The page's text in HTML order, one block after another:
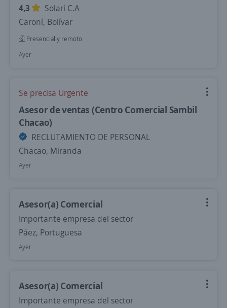
4,3
Solari C.A
Caroní, Bolívar
Presencial y remoto
Ayer
Se precisa Urgente
Asesor de ventas (Centro Comercial Sambil
Chacao)
RECLUTAMIENTO DE PERSONAL
Chacao, Miranda
Ayer
Asesor(a) Comercial
Importante empresa del sector
Páez, Portuguesa
Ayer
Asesor(a) Comercial
Importante empresa del sector